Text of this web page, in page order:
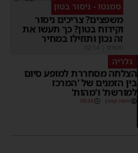
סמנטו - ניסור בטון
משפצים? צריכים ניסור
וקידוח בטון? כך תעשו את
זה נכון ותוזילו במחיר
מקודם
גלריה
הצלחה מסחררת למופע סיום
בין הזמנים של 'המרכז
למורשת' ו'מהות'
משה קאהן 09:34